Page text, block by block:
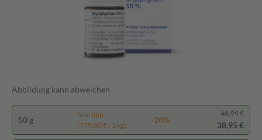
Abbildung kann abweichen
50 g
Spartipp
(779,00 € / 1 kg)
-20%
48,99 €
38,95 €